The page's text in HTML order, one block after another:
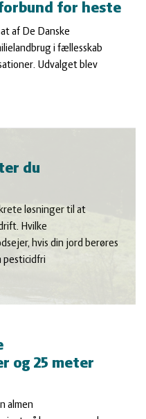
for heste
af De Danske
i fællesskab
Udvalget blev
du
løsninger til at
Hvilke
hvis din jord berøres
pesticidfri
og 25 meter
almen